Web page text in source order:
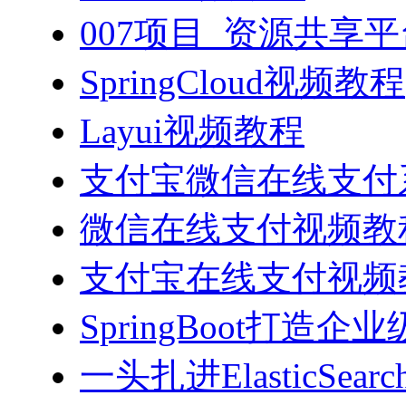
007项目_资源共享
SpringCloud视频教程
Layui视频教程
支付宝微信在线支
微信在线支付视频教
支付宝在线支付视
SpringBoot打造企业
一头扎进